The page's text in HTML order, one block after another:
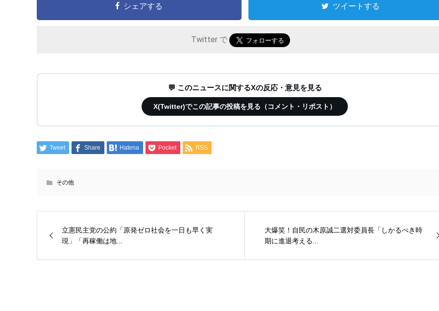
シェアする ツイートする
Twitter で
💬 このニュースに関するXの反応・意見を見る
X(Twitter)でこの記事の投稿を見る（コメント・リポスト）
Tweet Share Hatena Pocket RSS
その他
立憲民主党の公約「原発ゼロ社会を一日も早く実
現」「再稼働は地...
大爆笑！自民の木原誠二選対委員長「しかるべき時
期に進退考える...